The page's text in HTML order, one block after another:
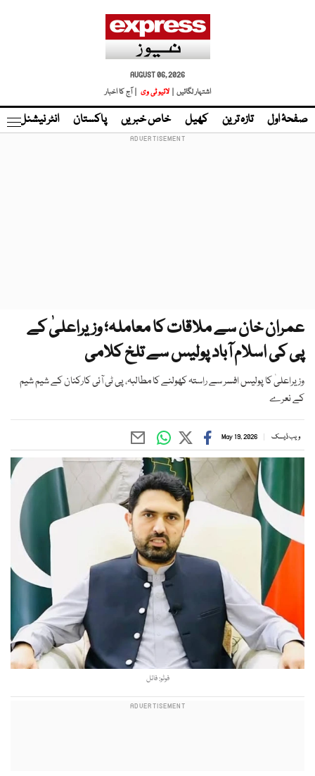
AUGUST 06, 2026
اشتہار لگائیں |
لائیو ٹی وی | آج کا اخبار
صفحۂ اول تازہ ترین کھیل خاص خبریں پاکستان انٹر نیشنل
عمران خان سے ملاقات کا معاملہ؛ وزیراعلیٰ کے
پی کی اسلام آباد پولیس سے تلخ کلامی
وزیراعلیٰ کا پولیس افسر سے راستہ کھولنے کا مطالبہ، پی ٹی آئی کارکنان کے شیم شیم
کے نعرے
ویب ڈیسک May 19, 2026
فوٹو: فائل